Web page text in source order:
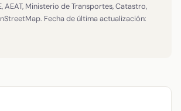
AEAT, Ministerio de Transportes, Catastro,
Fecha de última actualización: